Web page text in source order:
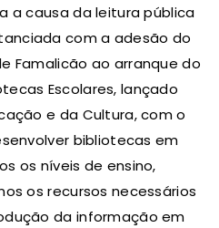
a causa da leitura pública
com a adesão do
Famalicão ao arranque do
Escolares, lançado
e da Cultura, com o
bibliotecas em
os níveis de ensino,
os recursos necessários
da informação em